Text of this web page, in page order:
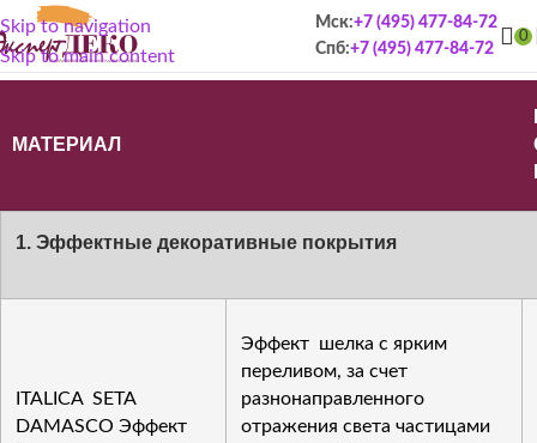
Skip to navigation
Skip to main content
Мск:+7 (495) 477-84-72
Спб:+7 (495) 477-84-72
0
Прайс-лист на материалы
МАТЕРИАЛ
1. Эффектные декоративные покрытия
ITALICA SETA
DAMASCO Эффект
Эффект шелка с ярким
переливом, за счет
разнонаправленного
отражения света частицами